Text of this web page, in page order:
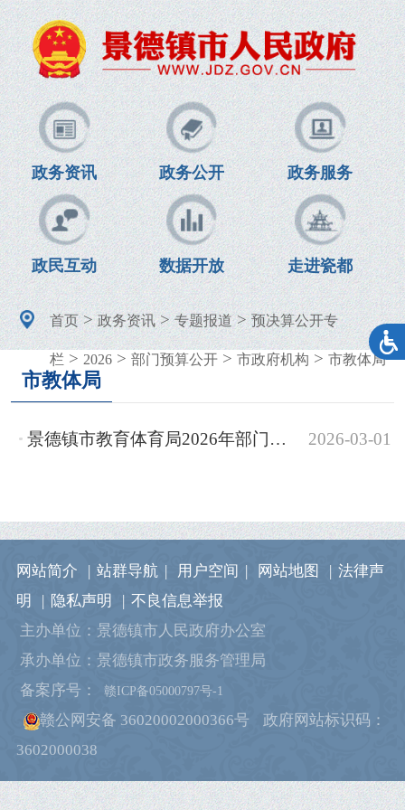
政务资讯 政务公开 政务服务
政民互动 数据开放 走进瓷都
首页>政务资讯>专题报道>预决算公开专
栏 > 2026> 部门预算公开> 市政府机构 > 市教体局
市教体局
2026-03-01
景德镇市教育体育局2026年部门预算
网站简介 | 站群导航 | 用户空间 | 网站地图 | 法律声
明
| 隐私声明 | 不良信息举报
主办单位：景德镇市人民政府办公室
承办单位：景德镇市政务服务管理局
备案序号：
赣ICP备05000797号-1
赣公网安备 36020002000366号
政府网站标识码：
3602000038